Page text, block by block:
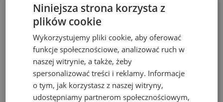
Nowa wielkość frakcji
podsitowej i metody jej
przetwarzania
Nowe rozporządzenie dopuszcza także możliwość
wydzielenia frakcji podsitowej odpadów o
Niniejsza strona korzysta z
plików cookie
Wykorzystujemy pliki cookie, aby oferować
funkcje społecznościowe, analizować ruch w
naszej witrynie, a także, żeby
spersonalizować treści i reklamy. Informacje
o tym, jak korzystasz z naszej witryny,
udostępniamy partnerom społecznościowym,